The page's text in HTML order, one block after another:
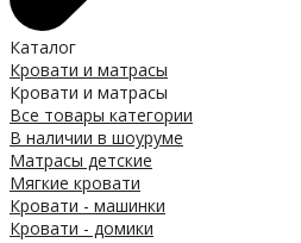
Каталог
Кровати и матрасы
Кровати и матрасы
Все товары категории
В наличии в шоуруме
Матрасы детские
Мягкие кровати
Кровати - машинки
Кровати - домики